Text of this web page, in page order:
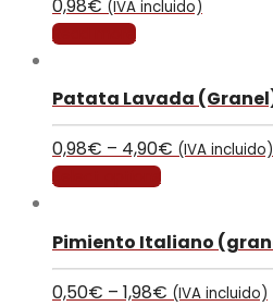
0,98€ (IVA incluido)
Read more
Patata Lavada
0,98€ – 4,90€ (IVA incluido)
Select options
Pimiento Italiano
0,50€ – 1,98€ (IVA incluido)